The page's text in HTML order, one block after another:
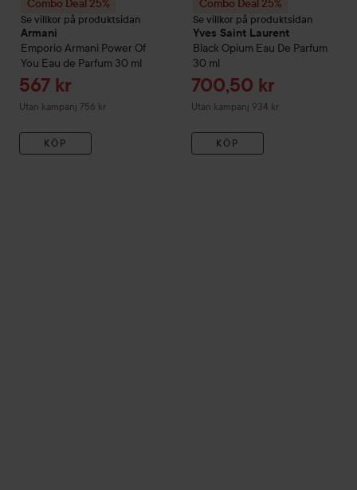
Combo Deal 25%
Se villkor på produktsidan
Armani
Emporio Armani Power Of
You Eau de Parfum 30 ml
Reapris
567 kr
Utan kampanj 756 kr
KÖP
Combo Deal 25%
Se villkor på produktsidan
Yves Saint Laurent
Black Opium Eau De Parfum
30 ml
Reapris
700,50 kr
Utan kampanj 934 kr
KÖP